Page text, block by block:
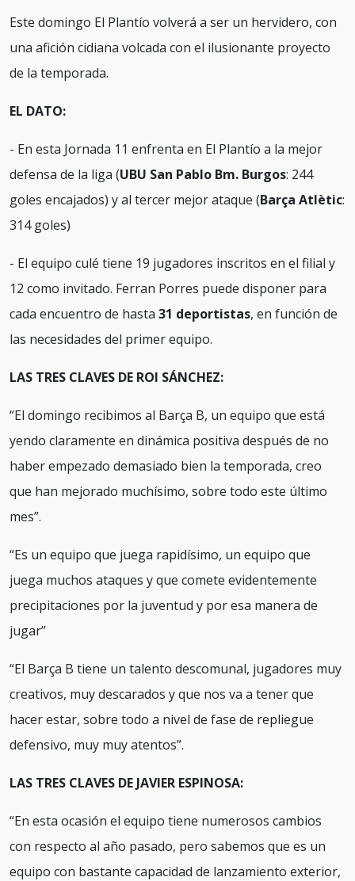
Este domingo El Plantío volverá a ser un hervidero, con
una afición cidiana volcada con el ilusionante proyecto
de la temporada.
EL DATO:
- En esta Jornada 11 enfrenta en El Plantío a la mejor
defensa de la liga (UBU San Pablo Bm. Burgos: 244
goles encajados) y al tercer mejor ataque (Barça Atlètic:
314 goles)
- El equipo culé tiene 19 jugadores inscritos en el filial y
12 como invitado. Ferran Porres puede disponer para
cada encuentro de hasta 31 deportistas, en función de
las necesidades del primer equipo.
LAS TRES CLAVES DE ROI SÁNCHEZ:
“El domingo recibimos al Barça B, un equipo que está
yendo claramente en dinámica positiva después de no
haber empezado demasiado bien la temporada, creo
que han mejorado muchísimo, sobre todo este último
mes”.
“Es un equipo que juega rapidísimo, un equipo que
juega muchos ataques y que comete evidentemente
precipitaciones por la juventud y por esa manera de
jugar”
“El Barça B tiene un talento descomunal, jugadores muy
creativos, muy descarados y que nos va a tener que
hacer estar, sobre todo a nivel de fase de repliegue
defensivo, muy muy atentos”.
LAS TRES CLAVES DE JAVIER ESPINOSA:
“En esta ocasión el equipo tiene numerosos cambios
con respecto al año pasado, pero sabemos que es un
equipo con bastante capacidad de lanzamiento exterior,